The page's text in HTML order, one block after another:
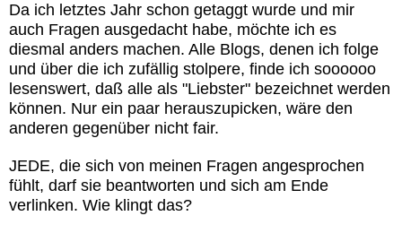
Da ich letztes Jahr schon getaggt wurde und mir
auch Fragen ausgedacht habe, möchte ich es
diesmal anders machen. Alle Blogs, denen ich folge
und über die ich zufällig stolpere, finde ich soooooo
lesenswert, daß alle als "Liebster" bezeichnet werden
können. Nur ein paar herauszupicken, wäre den
anderen gegenüber nicht fair.
JEDE, die sich von meinen Fragen angesprochen
fühlt, darf sie beantworten und sich am Ende
verlinken. Wie klingt das?